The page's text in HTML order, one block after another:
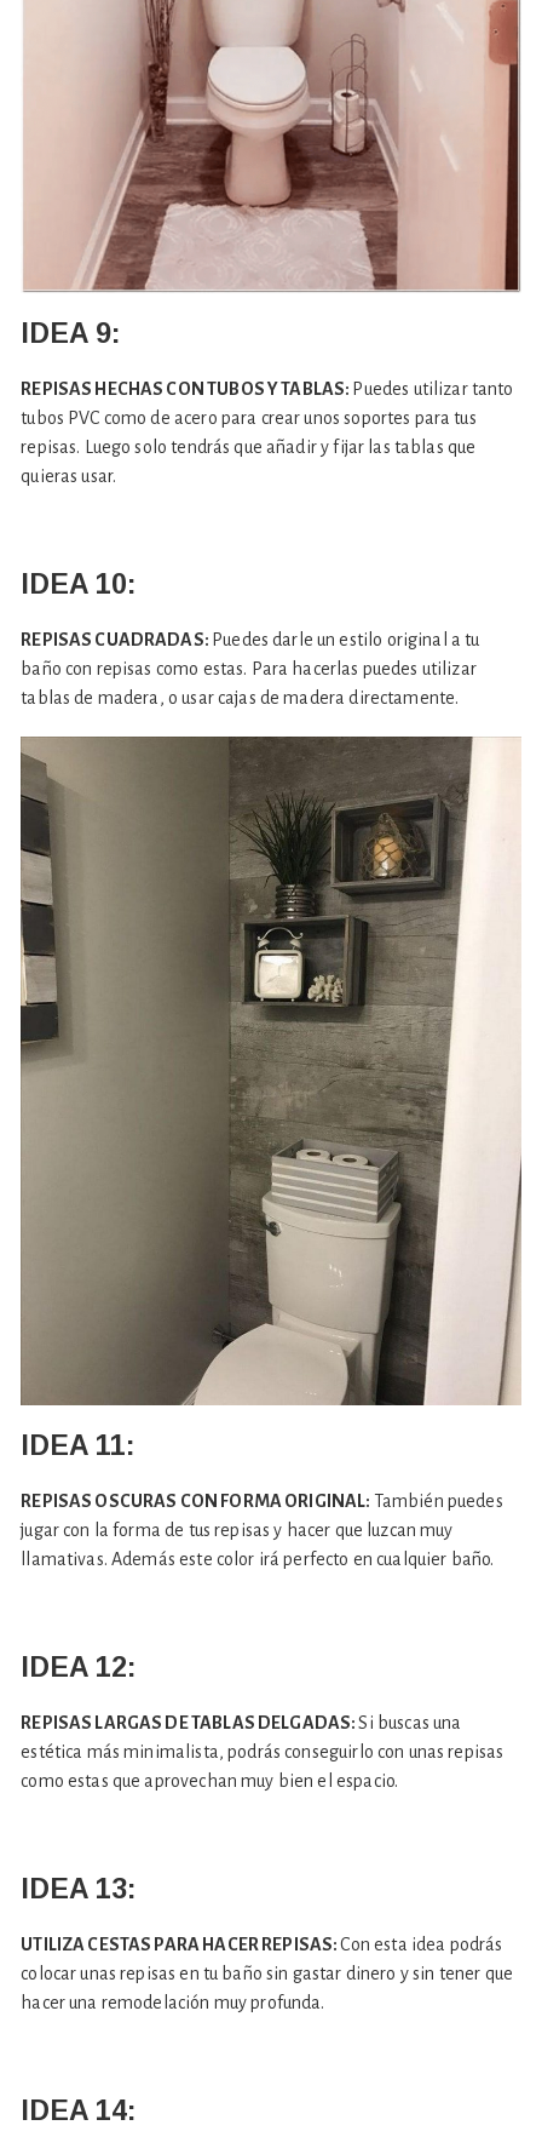
IDEA 9:
REPISAS HECHAS CON TUBOS Y TABLAS: Puedes utilizar tanto
tubos PVC como de acero para crear unos soportes para tus
repisas. Luego solo tendrás que añadir y fijar las tablas que
quieras usar.
IDEA 10:
REPISAS CUADRADAS: Puedes darle un estilo original a tu
baño con repisas como estas. Para hacerlas puedes utilizar
tablas de madera, o usar cajas de madera directamente.
IDEA 11:
REPISAS OSCURAS CON FORMA ORIGINAL: También puedes
jugar con la forma de tus repisas y hacer que luzcan muy
llamativas. Además este color irá perfecto en cualquier baño.
IDEA 12:
REPISAS LARGAS DE TABLAS DELGADAS:Si buscas una
estética más minimalista, podrás conseguirlo con unas repisas
como estas que aprovechan muy bien el espacio.
IDEA 13:
UTILIZA CESTAS PARA HACER REPISAS:Con esta idea podrás
colocar unas repisas en tu baño sin gastar dinero y sin tener que
hacer una remodelación muy profunda.
IDEA 14: